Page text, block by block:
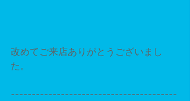
改めてご来店ありがとうございまし
た。
----------------------------------------